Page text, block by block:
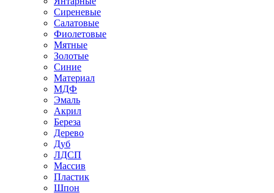
Сиреневые
Салатовые
Фиолетовые
Мятные
Золотые
Синие
Материал
МДФ
Эмаль
Акрил
Береза
Дерево
Дуб
ЛДСП
Массив
Пластик
Шпон